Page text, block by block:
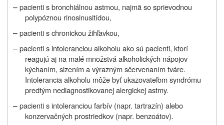
–pacienti s bronchiálnou astmou, najmä so sprievodnou
polypóznou rinosinusitídou,
–pacienti s chronickou žihľavkou,
–pacienti s intoleranciou alkoholu ako sú pacienti, ktorí
reagujú aj na malé množstvá alkoholických nápojov
kýchaním, slzením a výrazným sčervenaním tváre.
Intolerancia alkoholu môže byť ukazovateľom syndrómu
predtým nediagnostikovanej alergickej astmy.
–pacienti s intoleranciou farbív (napr. tartrazín) alebo
konzervačných prostriedkov (napr. benzoátov).